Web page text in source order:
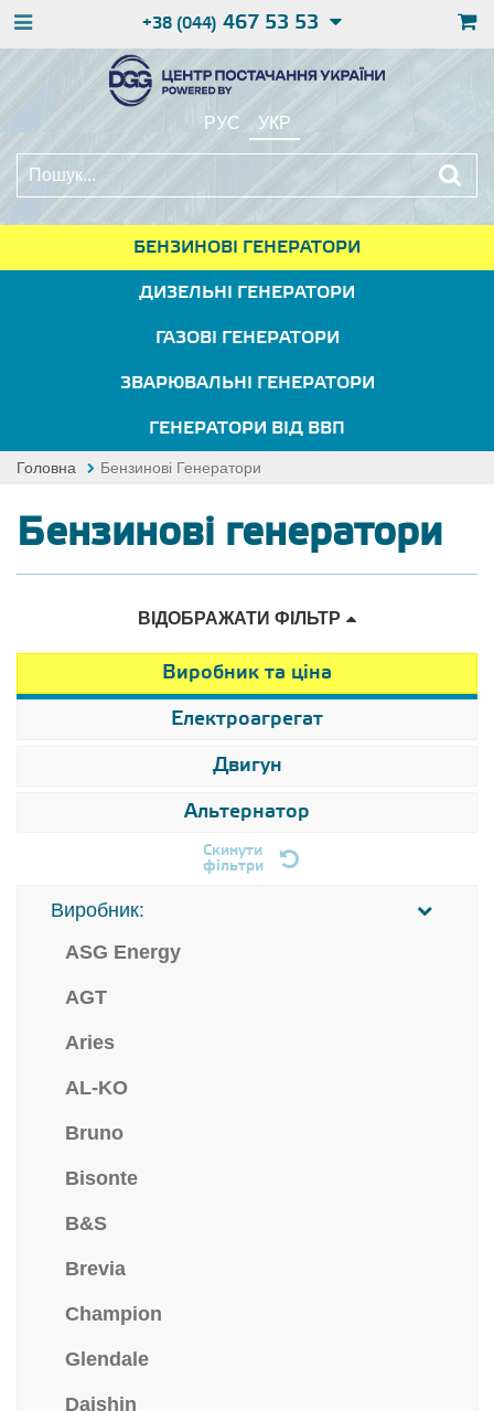
+38 (044) 467 53 53
РУС УКР
БЕНЗИНОВІ ГЕНЕРАТОРИ
ДИЗЕЛЬНІ ГЕНЕРАТОРИ
ГАЗОВІ ГЕНЕРАТОРИ
ЗВАРЮВАЛЬНІ ГЕНЕРАТОРИ
ГЕНЕРАТОРИ ВІД ВВП
Головна Бензинові Генератори
Бензинові генератори
ВІДОБРАЖАТИ ФІЛЬТР
Виробник та ціна
Електроагрегат
Двигун
Альтернатор
Скинути
фільтри
Виробник:
ASG Energy
AGT
Aries
AL-KO
Bruno
Bisonte
B&S
Brevia
Champion
Glendale
Daishin